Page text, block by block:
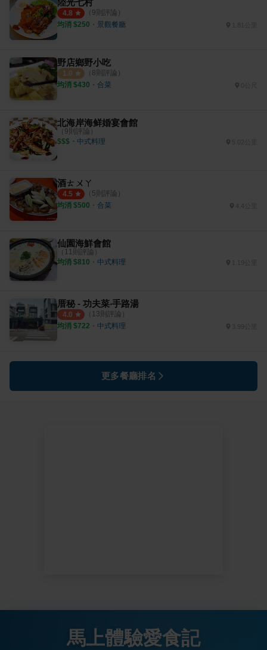
陸光七村
4.8 （ 9則評論）
均消 $250 ・ 景觀餐廳
野店鄉野小吃
1.0 （ 8則評論）
均消 $430 ・ 合菜
北海岸海鲜婚宴會館
（ 9則評論）
$$$ ・ 中式料理 5.02公里
酒ㄊㄨㄚ
4.5 （ 5則評論）
均消 $500 ・ 合菜 4.4公里
仙園海鮮會館
（ 11則評論）
均消 $810 ・ 中式料理
厝秘 - 功夫菜‧手路湯
4.0 （ 13則評論）
均消 $722 ・ 中式料理
更多餐廳排名
馬上體驗愛食記